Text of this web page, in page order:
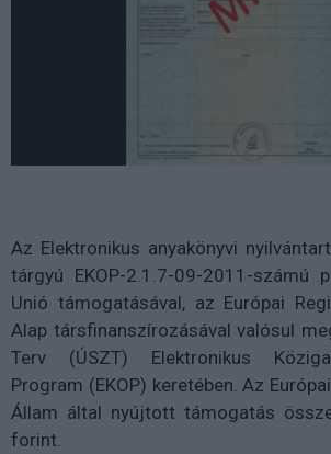
Az Elektronikus anyakönyvi
tárgyú EKOP-2.1.7-09-2011-számú
Unió támogatásával, az Európai
Alap társfinanszírozásával valósul
Terv (ÚSZT) Elektronikus
Program (EKOP) keretében. Az
Állam által nyújtott támogatás
forint.